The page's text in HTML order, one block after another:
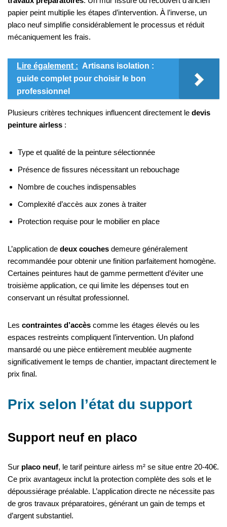
papier peint multiplie les étapes d’intervention. À l’inverse, un
placo neuf simplifie considérablement le processus et réduit
mécaniquement les frais.
Lire également : Artisans isolation :
guide complet pour choisir le bon
professionnel
Plusieurs critères techniques influencent directement le devis
peinture airless :
Type et qualité de la peinture sélectionnée
Présence de fissures nécessitant un rebouchage
Nombre de couches indispensables
Complexité d’accès aux zones à traiter
Protection requise pour le mobilier en place
L’application de deux couches demeure généralement
recommandée pour obtenir une finition parfaitement homogène.
Certaines peintures haut de gamme permettent d’éviter une
troisième application, ce qui limite les dépenses tout en
conservant un résultat professionnel.
Les contraintes d’accès comme les étages élevés ou les
espaces restreints compliquent l’intervention. Un plafond
mansardé ou une pièce entièrement meublée augmente
significativement le temps de chantier, impactant directement le
prix final.
Prix selon l’état du support
Support neuf en placo
Sur placo neuf, le tarif peinture airless m² se situe entre 20-40€.
Ce prix avantageux inclut la protection complète des sols et le
dépoussiérage préalable. L’application directe ne nécessite pas
de gros travaux préparatoires, générant un gain de temps et
d’argent substantiel.